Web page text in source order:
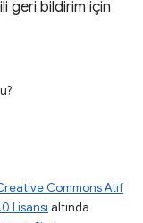
geri bildirim için
Commons Atıf
Lisansı altında